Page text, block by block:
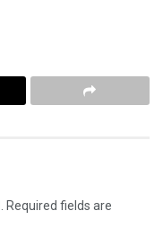
Required fields are